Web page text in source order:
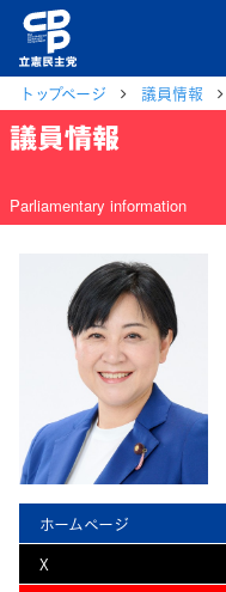
トップページ 議員情報
議員情報
Parliamentary information
ホームページ
X